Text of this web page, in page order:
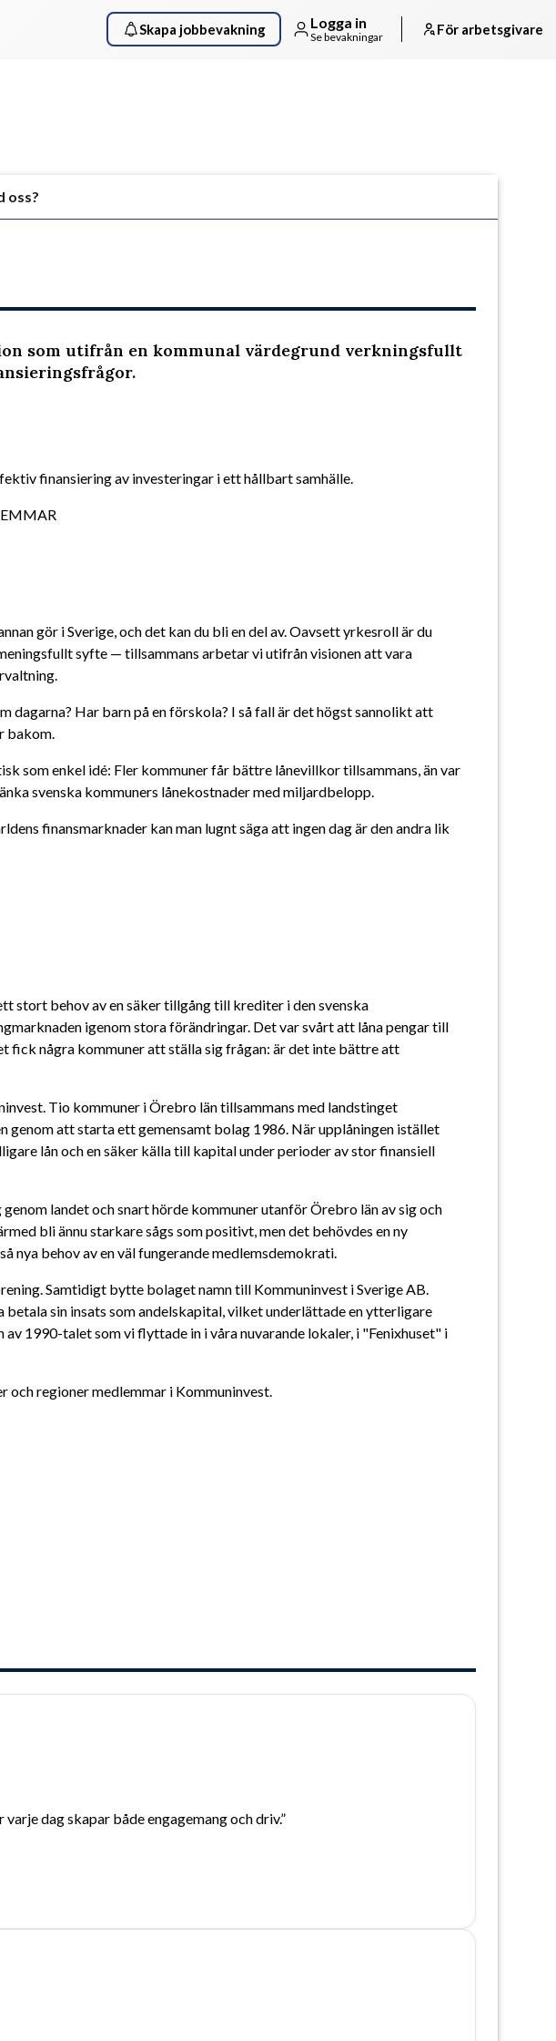
Skapa jobbevakning Logga in
Se bevakningar För arbetsgivare
oss?
som utifrån en kommunal värdegrund verkningsfullt
finansiering av investeringar i ett hållbart samhälle.
gör i Sverige, och det kan du bli en del av. Oavsett yrkesroll är du
syfte — tillsammans arbetar vi utifrån visionen att vara
dagarna? Har barn på en förskola? I så fall är det högst sannolikt att
bakom.
som enkel idé: Fler kommuner får bättre lånevillkor tillsammans, än var
svenska kommuners lånekostnader med miljardbelopp.
finansmarknader kan man lugnt säga att ingen dag är den andra lik
stort behov av en säker tillgång till krediter i den svenska
igenom stora förändringar. Det var svårt att låna pengar till
några kommuner att ställa sig frågan: är det inte bättre att
Tio kommuner i Örebro län tillsammans med landstinget
genom att starta ett gemensamt bolag 1986. När upplåningen istället
lån och en säker källa till kapital under perioder av stor finansiell
landet och snart hörde kommuner utanför Örebro län av sig och
bli ännu starkare sågs som positivt, men det behövdes en ny
nya behov av en väl fungerande medlemsdemokrati.
Samtidigt bytte bolaget namn till Kommuninvest i Sverige AB.
sin insats som andelskapital, vilket underlättade en ytterligare
1990-talet som vi flyttade in i våra nuvarande lokaler, i "Fenixhuset" i
och regioner medlemmar i Kommuninvest.
dag skapar både engagemang och driv.”